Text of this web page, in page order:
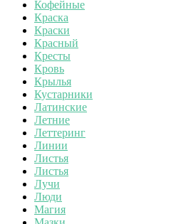
Кофейные
Краска
Краски
Красный
Кресты
Кровь
Крылья
Кустарники
Латинские
Летние
Леттеринг
Линии
Листья
Листья
Лучи
Люди
Магия